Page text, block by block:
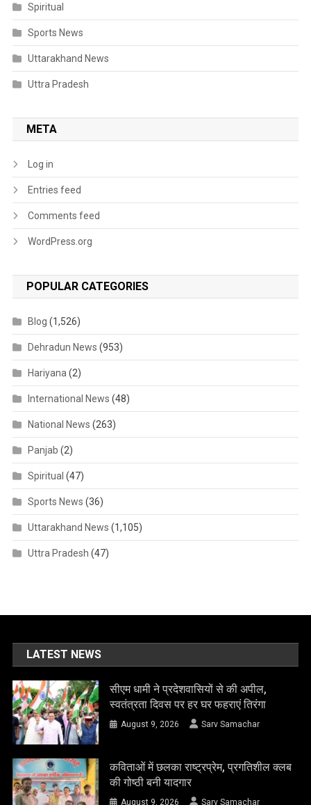
Spiritual
Sports News
Uttarakhand News
Uttra Pradesh
META
Log in
Entries feed
Comments feed
WordPress.org
POPULAR CATEGORIES
Blog (1,526)
Dehradun News (953)
Hariyana (2)
International News (48)
National News (263)
Panjab (2)
Spiritual (47)
Sports News (36)
Uttarakhand News (1,105)
Uttra Pradesh (47)
LATEST NEWS
सीएम धामी ने प्रदेशवासियों से की अपील,
स्वतंत्रता दिवस पर हर घर फहराएं तिरंगा
August 9, 2026 Sarv Samachar
कविताओं में छलका राष्ट्रप्रेम, प्रगतिशील क्लब
की गोष्ठी बनी यादगार
August 9, 2026 Sarv Samachar